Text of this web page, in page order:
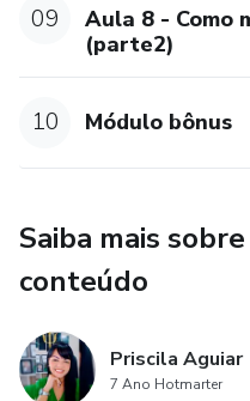
09
Aula 8 - Como
(parte2)
10 Módulo bônus
Saiba mais
conteúdo
Priscila Aguiar
7 Ano Hotmarter